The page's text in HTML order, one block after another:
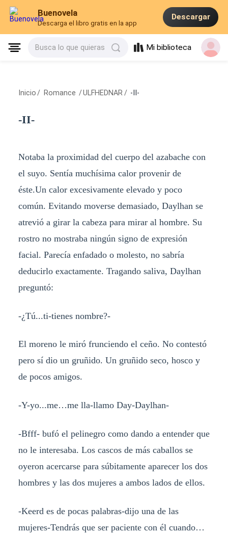
Buenovela
Descarga el libro gratis en la app
Descargar
Busca lo que quieras Mi biblioteca
Inicio / Romance /ULFHEDNAR / -II-
-II-
Notaba la proximidad del cuerpo del azabache con
el suyo. Sentía muchísima calor provenir de
éste.Un calor excesivamente elevado y poco
común. Evitando moverse demasiado, Daylhan se
atrevió a girar la cabeza para mirar al hombre. Su
rostro no mostraba ningún signo de expresión
facial. Parecía enfadado o molesto, no sabría
deducirlo exactamente. Tragando saliva, Daylhan
preguntó:
-¿Tú...ti-tienes nombre?-
El moreno le miró frunciendo el ceño. No contestó
pero sí dio un gruñido. Un gruñido seco, hosco y
de pocos amigos.
-Y-yo...me…me lla-llamo Day-Daylhan-
-Bfff- bufó el pelinegro como dando a entender que
no le interesaba. Los cascos de más caballos se
oyeron acercarse para súbitamente aparecer los dos
hombres y las dos mujeres a ambos lados de ellos.
-Keerd es de pocas palabras-dijo una de las
mujeres-Tendrás que ser paciente con él cuando…